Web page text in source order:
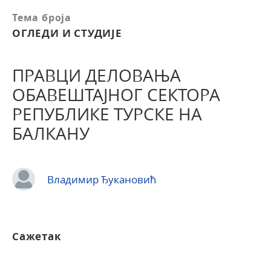
Тема броја
ОГЛЕДИ И СТУДИЈЕ
ПРАВЦИ ДЕЛОВАЊА
ОБАВЕШТАЈНОГ СЕКТОРА
РЕПУБЛИКЕ ТУРСКЕ НА
БАЛКАНУ
Владимир Ђукановић
Сажетак